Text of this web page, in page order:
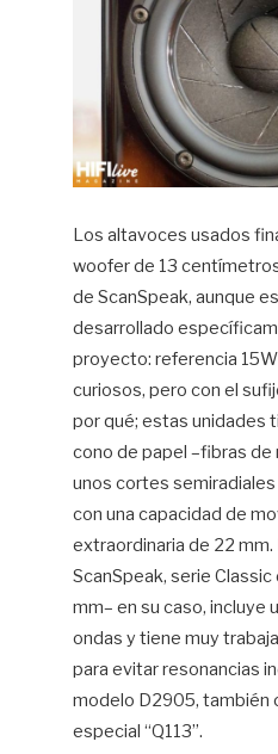
Los altavoces usados
woofer de 13
de ScanSpeak, aunque
desarrollado
proyecto: referencia
curiosos, pero con el
por qué; estas unidades
cono de papel –fibras de
unos cortes
con una capacidad de
extraordinaria de 22
ScanSpeak, serie
mm– en su caso, incluye
ondas y tiene muy
para evitar resonancias
modelo D2905, también
especial “Q113”.